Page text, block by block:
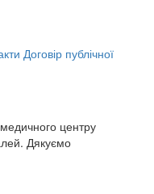
Договір публічної
центру
Дякуємо